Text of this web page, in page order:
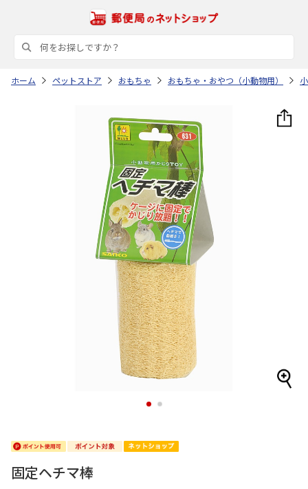
ホーム ペットストア おもちゃ おもちゃ・おやつ（小動物用）
1 2
固定ヘチマ棒